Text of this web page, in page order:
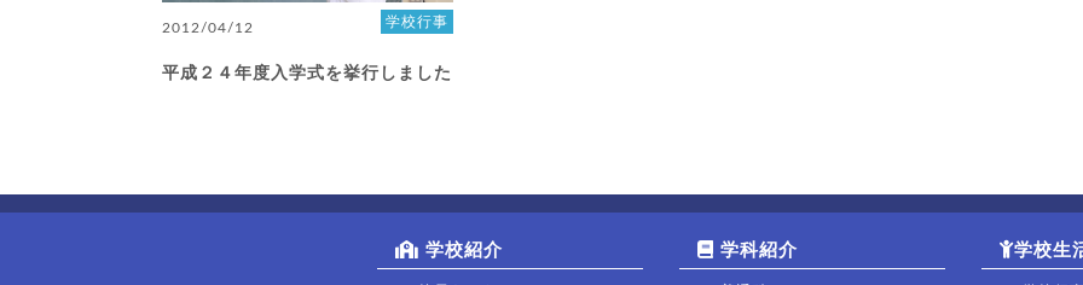
2012/04/12 学校行事
平成２４年度入学式を挙行しました
学校紹介 学科紹介 学校生